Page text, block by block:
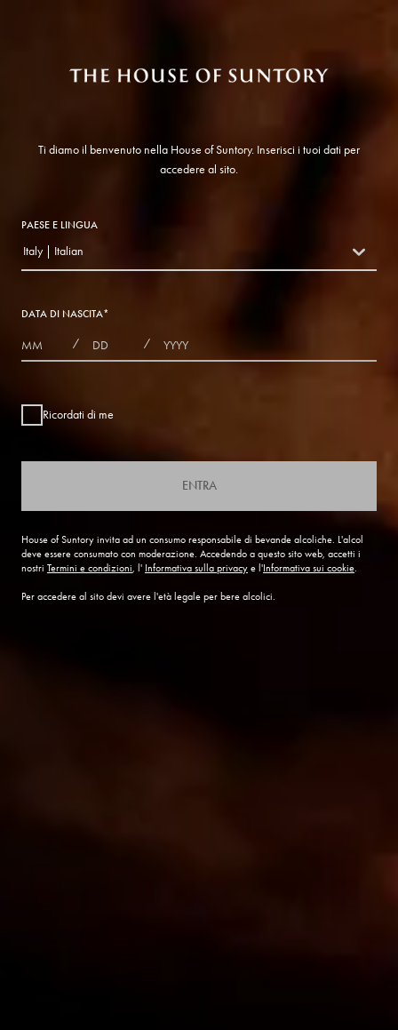
Ti diamo il benvenuto nella House of Suntory. Inserisci i tuoi dati per
accedere al sito.
PAESE E LINGUA
countryDropdown
Italy | Italian
DATA DI NASCITA*
MONTHS
/ DAYS / YEAR
Ricordati di me
ENTRA
House of Suntory invita ad un consumo responsabile di bevande alcoliche. L'alcol
deve essere consumato con moderazione. Accedendo a questo sito web, accetti i
nostri Termini e condizioni, l' Informativa sulla privacy e l'Informativa sui cookie.
Per accedere al sito devi avere l'età legale per bere alcolici.